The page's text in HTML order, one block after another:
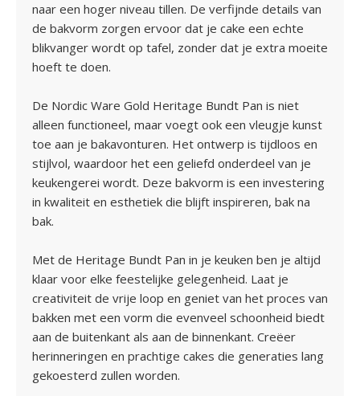
naar een hoger niveau tillen. De verfijnde details van
de bakvorm zorgen ervoor dat je cake een echte
blikvanger wordt op tafel, zonder dat je extra moeite
hoeft te doen.
De Nordic Ware Gold Heritage Bundt Pan is niet
alleen functioneel, maar voegt ook een vleugje kunst
toe aan je bakavonturen. Het ontwerp is tijdloos en
stijlvol, waardoor het een geliefd onderdeel van je
keukengerei wordt. Deze bakvorm is een investering
in kwaliteit en esthetiek die blijft inspireren, bak na
bak.
Met de Heritage Bundt Pan in je keuken ben je altijd
klaar voor elke feestelijke gelegenheid. Laat je
creativiteit de vrije loop en geniet van het proces van
bakken met een vorm die evenveel schoonheid biedt
aan de buitenkant als aan de binnenkant. Creëer
herinneringen en prachtige cakes die generaties lang
gekoesterd zullen worden.